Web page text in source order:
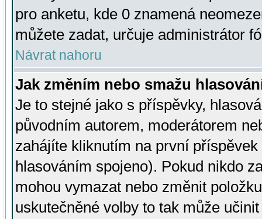
pro anketu, kde 0 znamená
můžete zadat, určuje administrátor
Návrat nahoru
Jak změním nebo smažu
Je to stejné jako s příspěvky,
původním autorem, moderátorem
zahájíte kliknutím na první
hlasováním spojeno). Pokud nikdo
mohou vymazat nebo změnit
uskutečněné volby to tak může